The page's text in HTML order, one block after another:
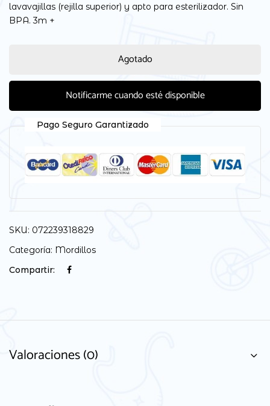
lavavajillas (rejilla superior) y apto para esterilizador. Sin
BPA. 3m +
Agotado
Notificarme cuando esté disponible
Pago Seguro Garantizado
SKU: 072239318829
Categoría: Mordillos
Compartir:
Valoraciones (0)